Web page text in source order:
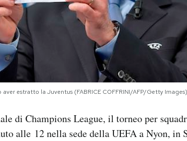
estratto la Juventus (FABRICE COFFRINI/AFP/Getty Images)
di Champions League, il torneo per
alle 12 nella sede della UEFA a Nyon, in